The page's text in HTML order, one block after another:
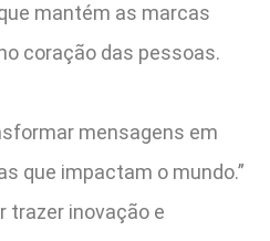
mantém as marcas
coração das pessoas.
mensagens em
que impactam o mundo.”
trazer inovação e